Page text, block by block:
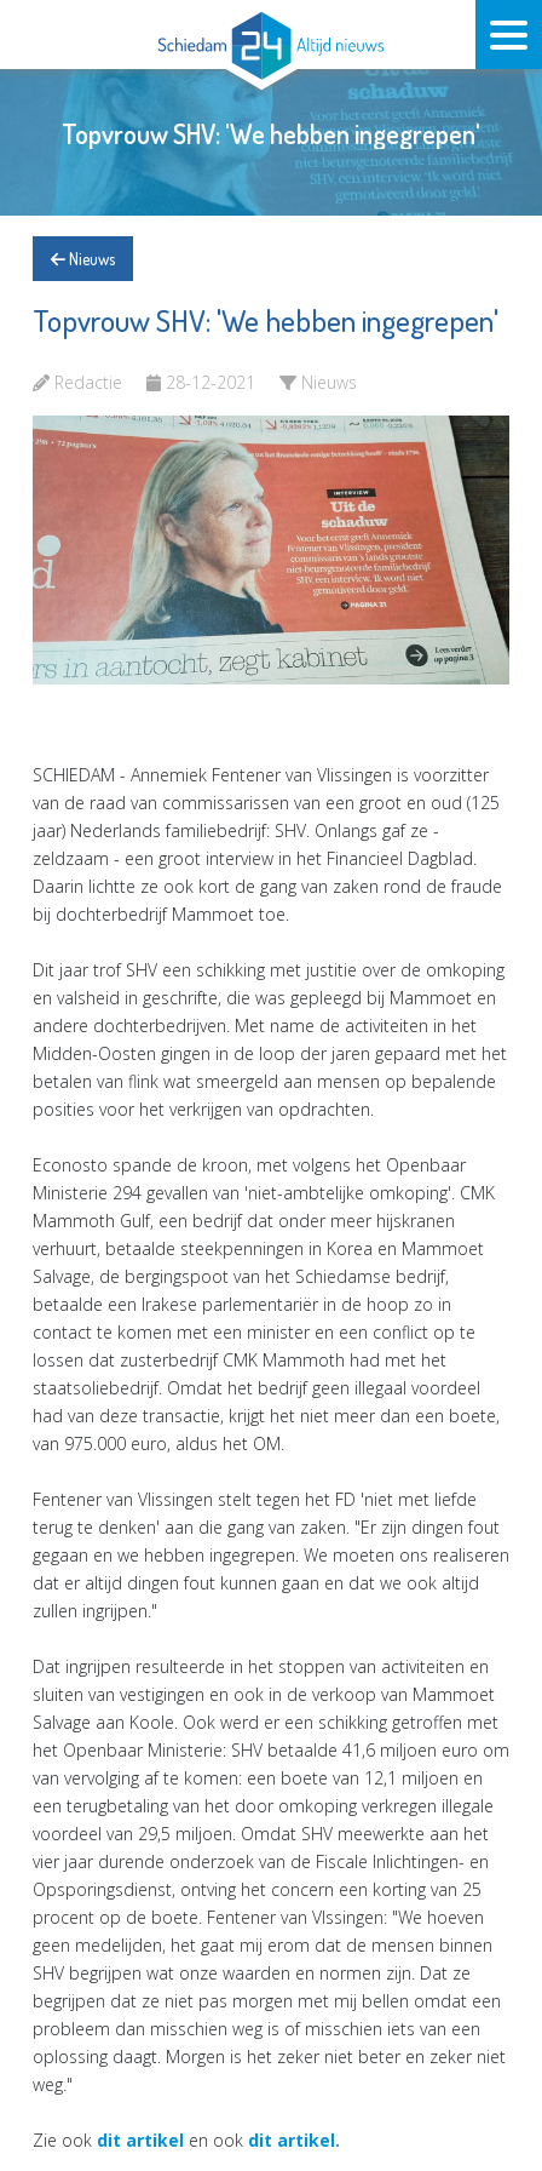
Topvrouw SHV: 'We hebben ingegrepen'
Nieuws
Topvrouw SHV: 'We hebben ingegrepen'
Redactie 28-12-2021 Nieuws
SCHIEDAM - Annemiek Fentener van Vlissingen is voorzitter
van de raad van commissarissen van een groot en oud (125
jaar) Nederlands familiebedrijf: SHV. Onlangs gaf ze -
zeldzaam - een groot interview in het Financieel Dagblad.
Daarin lichtte ze ook kort de gang van zaken rond de fraude
bij dochterbedrijf Mammoet toe.
Dit jaar trof SHV een schikking met justitie over de omkoping
en valsheid in geschrifte, die was gepleegd bij Mammoet en
andere dochterbedrijven. Met name de activiteiten in het
Midden-Oosten gingen in de loop der jaren gepaard met het
betalen van flink wat smeergeld aan mensen op bepalende
posities voor het verkrijgen van opdrachten.
Econosto spande de kroon, met volgens het Openbaar
Ministerie 294 gevallen van 'niet-ambtelijke omkoping'. CMK
Mammoth Gulf, een bedrijf dat onder meer hijskranen
verhuurt, betaalde steekpenningen in Korea en Mammoet
Salvage, de bergingspoot van het Schiedamse bedrijf,
betaalde een Irakese parlementariër in de hoop zo in
contact te komen met een minister en een conflict op te
lossen dat zusterbedrijf CMK Mammoth had met het
staatsoliebedrijf. Omdat het bedrijf geen illegaal voordeel
had van deze transactie, krijgt het niet meer dan een boete,
van 975.000 euro, aldus het OM.
Fentener van Vlissingen stelt tegen het FD 'niet met liefde
terug te denken' aan die gang van zaken. "Er zijn dingen fout
gegaan en we hebben ingegrepen. We moeten ons realiseren
dat er altijd dingen fout kunnen gaan en dat we ook altijd
zullen ingrijpen."
Dat ingrijpen resulteerde in het stoppen van activiteiten en
sluiten van vestigingen en ook in de verkoop van Mammoet
Salvage aan Koole. Ook werd er een schikking getroffen met
het Openbaar Ministerie: SHV betaalde 41,6 miljoen euro om
van vervolging af te komen: een boete van 12,1 miljoen en
een terugbetaling van het door omkoping verkregen illegale
voordeel van 29,5 miljoen. Omdat SHV meewerkte aan het
vier jaar durende onderzoek van de Fiscale Inlichtingen- en
Opsporingsdienst, ontving het concern een korting van 25
procent op de boete. Fentener van Vlssingen: "We hoeven
geen medelijden, het gaat mij erom dat de mensen binnen
SHV begrijpen wat onze waarden en normen zijn. Dat ze
begrijpen dat ze niet pas morgen met mij bellen omdat een
probleem dan misschien weg is of misschien iets van een
oplossing daagt. Morgen is het zeker niet beter en zeker niet
weg."
Zie ook dit artikel en ook dit artikel.